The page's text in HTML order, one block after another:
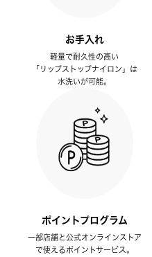
お手入れ
軽量で耐久性の高い
「リップストップナイロン」は
水洗いが可能。
ポイントプログラム
一部店舗と公式オンラインストア
で使えるポイントサービス。